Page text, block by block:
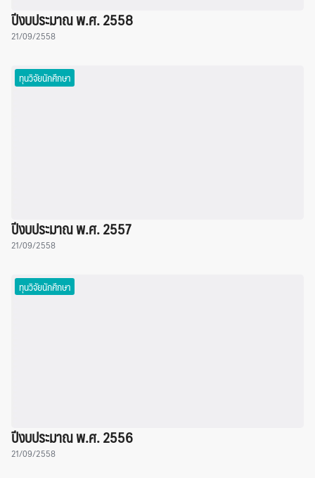
ปีงบประมาณ พ.ศ. 2558
21/09/2558
ทุนวิจัยนักศึกษา
ปีงบประมาณ พ.ศ. 2557
21/09/2558
ทุนวิจัยนักศึกษา
ปีงบประมาณ พ.ศ. 2556
21/09/2558